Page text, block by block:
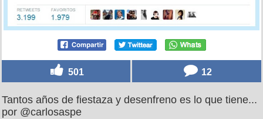
501 12
Tantos años de fiestaza y desenfreno es lo que tiene...
por @carlosaspe